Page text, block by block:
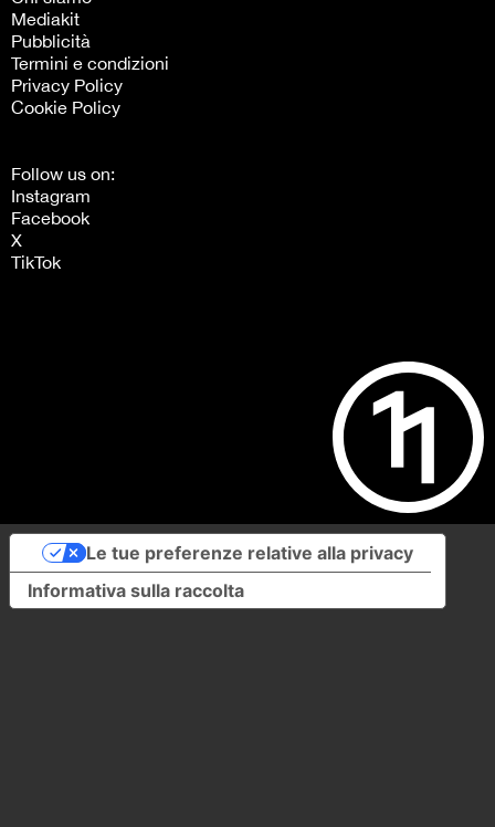
Mediakit
Pubblicità
Termini e condizioni
Privacy Policy
Cookie Policy
Follow us on:
Instagram
Facebook
X
TikTok
Informativa sulla raccolta
Le tue preferenze relative alla privacy